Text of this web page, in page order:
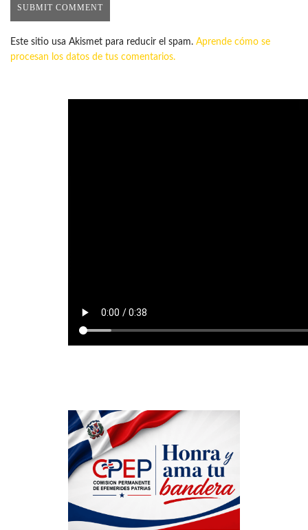
Este sitio usa Akismet para reducir el spam. Aprende cómo se
procesan los datos de tus comentarios.